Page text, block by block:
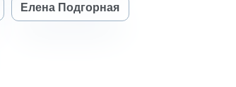
Елена Подгорная